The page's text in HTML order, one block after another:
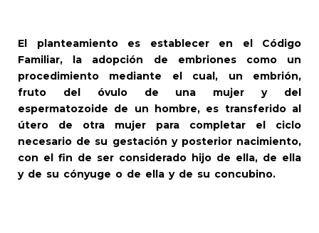
El planteamiento es establecer en el Código
Familiar, la adopción de embriones como un
procedimiento mediante el cual, un embrión,
fruto del óvulo de una mujer y del
espermatozoide de un hombre, es transferido al
útero de otra mujer para completar el ciclo
necesario de su gestación y posterior nacimiento,
con el fin de ser considerado hijo de ella, de ella
y de su cónyuge o de ella y de su concubino.